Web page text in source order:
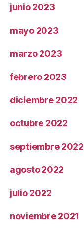
junio 2023
mayo 2023
marzo 2023
febrero 2023
diciembre 2022
octubre 2022
septiembre 2022
agosto 2022
julio 2022
noviembre 2021